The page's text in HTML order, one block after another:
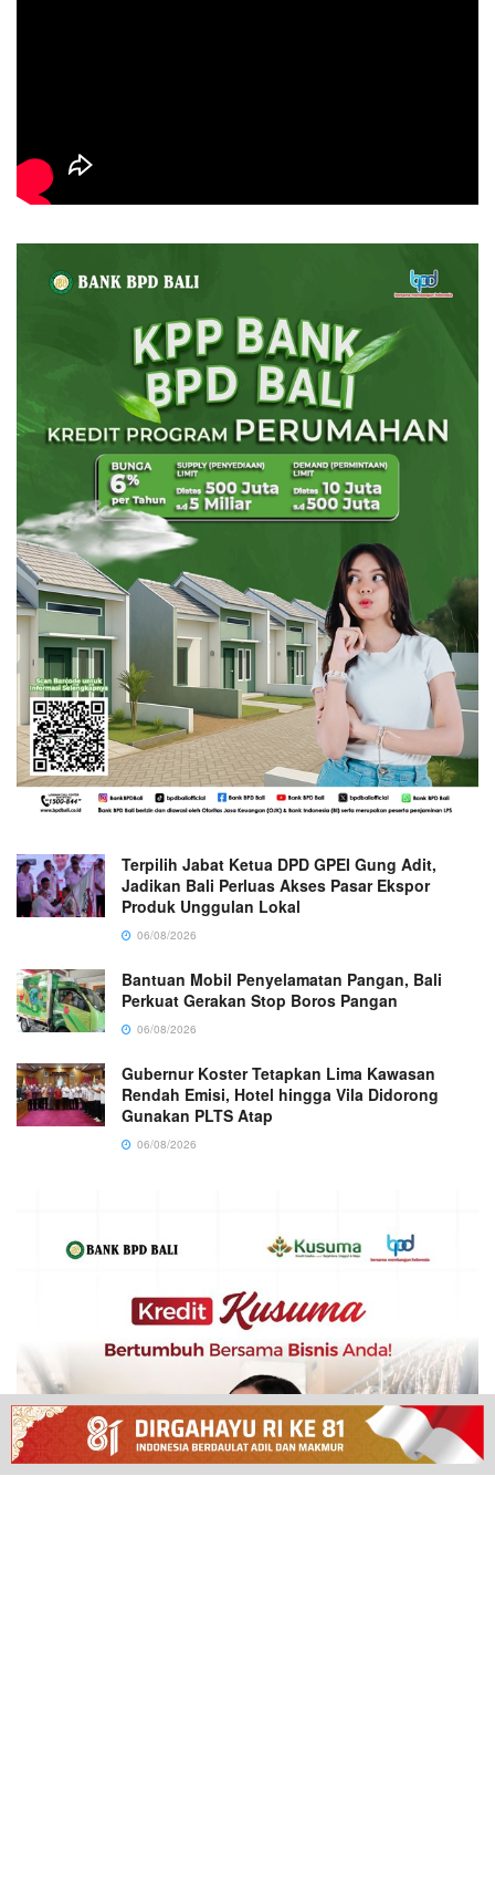
Terpilih Jabat Ketua DPD GPEI Gung Adit,
Jadikan Bali Perluas Akses Pasar Ekspor
Produk Unggulan Lokal
06/08/2026
Bantuan Mobil Penyelamatan Pangan, Bali
Perkuat Gerakan Stop Boros Pangan
06/08/2026
Gubernur Koster Tetapkan Lima Kawasan
Rendah Emisi, Hotel hingga Vila Didorong
Gunakan PLTS Atap
06/08/2026